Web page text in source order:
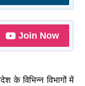
Join Now
के विभिन्न विभागों में